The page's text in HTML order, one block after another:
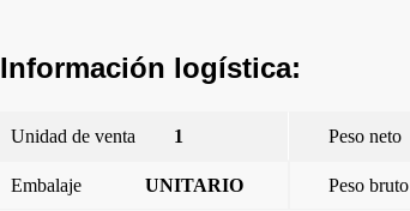
Información logística:
Unidad de venta 1 Peso neto
Embalaje UNITARIO Peso bruto